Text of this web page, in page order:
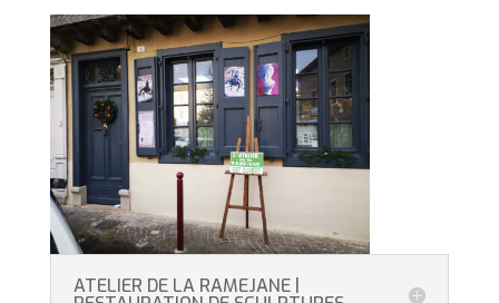
ATELIER DE LA RAMEJANE |